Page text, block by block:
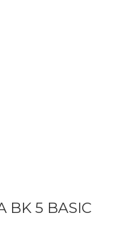
BK 5 BASIC